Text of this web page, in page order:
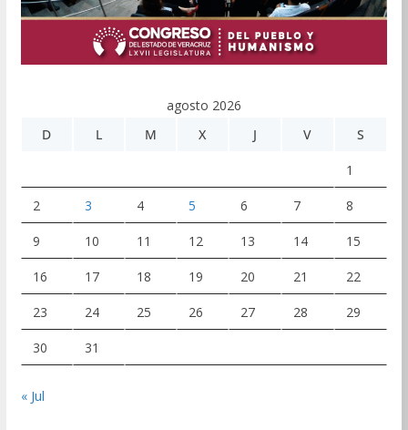
agosto 2026
D
L M X J V S
1
2 3 4 5 6 7 8
9 10 11 12 13 14 15
16 17 18 19 20 21 22
23 24 25 26 27 28 29
30 31
« Jul